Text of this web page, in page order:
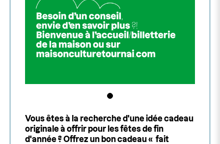
Vous êtes à la recherche d'une idée cadeau
originale à offrir pour les fêtes de fin
d'année ?Offrez un bon cadeau« fait